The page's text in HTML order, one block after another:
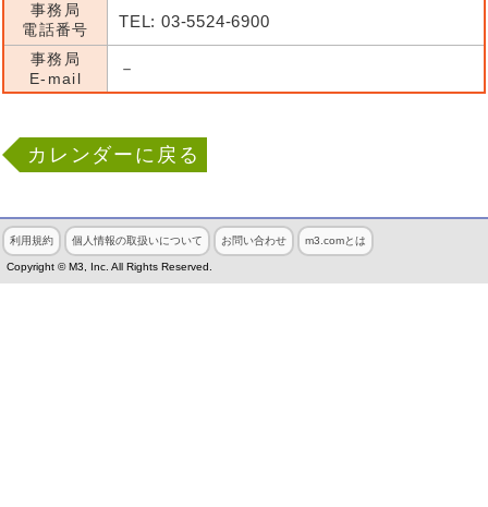
事務局
電話番号
TEL: 03-5524-6900
事務局
E-mail
－
カレンダーに戻る
利用規約 個人情報の取扱いについて お問い合わせ m3.comとは
Copyright © M3, Inc. All Rights Reserved.